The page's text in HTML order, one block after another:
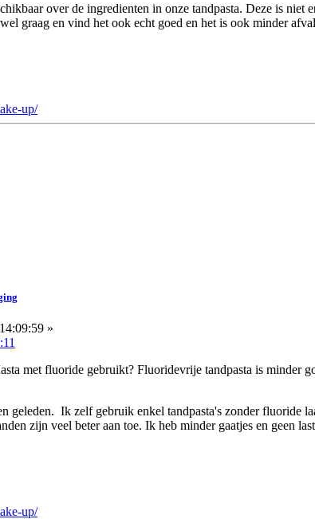
over de ingredienten in onze tandpasta. Deze is
graag en vind het ook echt goed en het is ook minder
up/
»
met fluoride gebruikt? Fluoridevrije tandpasta is minder
geleden. Ik zelf gebruik enkel tandpasta's zonder fluoride
zijn veel beter aan toe. Ik heb minder gaatjes en geen
up/